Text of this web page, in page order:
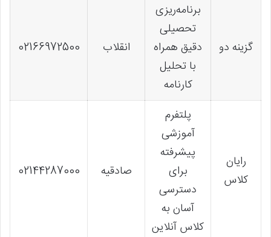
گزینه دو
برنامه‌ریزی
تحصیلی
دقیق همراه
با تحلیل
کارنامه
انقلاب 02166972500
رایان
کلاس
پلتفرم
آموزشی
پیشرفته
برای
دسترسی
آسان به
کلاس آنلاین
صادقیه 02144287000